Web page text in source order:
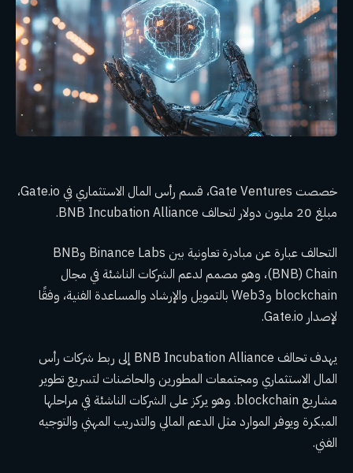
خصصت Gate Ventures، قسم رأس المال الاستثماري في Gate.io،
مبلغ 20 مليون دولار لتحالف BNB Incubation Alliance.
التحالف عبارة عن مبادرة تعاونية بين Binance Labs وBNB
(BNB) Chain، وهو مصمم لدعم الشركات الناشئة في مجال
blockchain وWeb3 بالتمويل والإرشاد والمساعدة الفنية، وفقًا
لإصدار Gate.io.
يهدف تحالف BNB Incubation Alliance إلى ربط شركات رأس
المال الاستثماري ومجتمعات المطورين والحاضنات لتسريع تطوير
مشاريع blockchain. وهو يركز على الشركات الناشئة في مراحلها
المبكرة ويوفر الموارد مثل الدعم المالي والتدريب المهني والتوجيه
الفني.